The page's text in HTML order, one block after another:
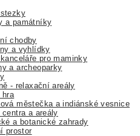
stezky
a památníky
chodby
a vyhlídky
pro maminky
a archeoparky
- relaxační areály
hra
městečka a indiánské vesnice
a areály
a botanické zahrady
prostor